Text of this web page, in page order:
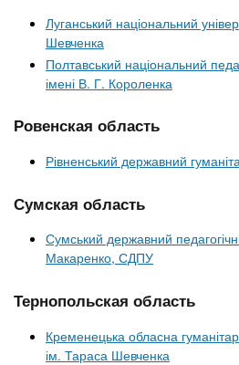
Луганський національний
Шевченка
Полтавський національний
імені В. Г. Короленка
Ровенская область
Рівненський державний
Сумская область
Сумський державний
Макаренко, СДПУ
Тернопольская область
Кременецька обласна
ім. Тараса Шевченка